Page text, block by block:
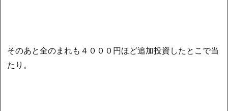
そのあと全のまれも４０００円ほど追加投資したとこで当
たり。